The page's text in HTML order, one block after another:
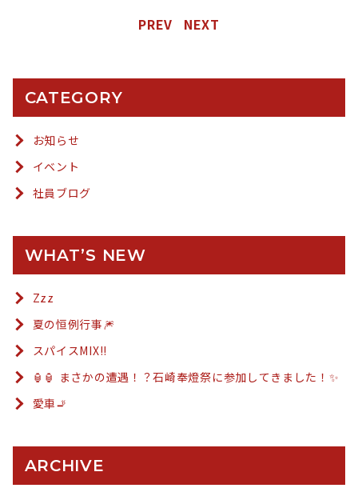
PREV NEXT
CATEGORY
お知らせ
イベント
社員ブログ
WHAT’S NEW
Zzz
夏の恒例行事🎆
スパイスMIX!!
🏮🏮 まさかの遭遇！？石崎奉燈祭に参加してきました！✨
愛車🚬
ARCHIVE